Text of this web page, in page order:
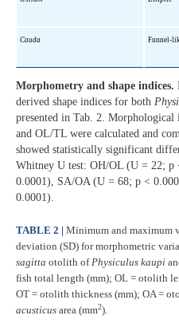
Cauda Funnel-
Morphometry and shape indices.
derived shape indices for both
presented in Tab. 2.
and OL/TL were calculated and
showed statistically significant
Whitney U test: OH/OL (U = 22;
0.0001), SA/OA (U = 68; p <
0.0001).
TABLE 2 | Minimum and maximum
deviation (SD) for morphometric
sagitta otolith of Physiculus kaupi
fish total length (mm); OL = otolith
OT = otolith thickness (mm); OA =
acusticus area (mm2).